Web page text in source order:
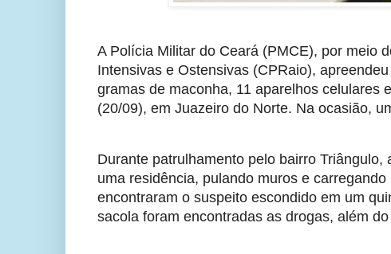
A Polícia Militar do Ceará (PMCE), por meio
Intensivas e Ostensivas (CPRaio),
gramas de maconha, 11 aparelhos celulares
(20/09), em Juazeiro do Norte. Na ocasião,
Durante patrulhamento pelo bairro
uma residência, pulando muros e
encontraram o suspeito escondido em um
sacola foram encontradas as drogas, além